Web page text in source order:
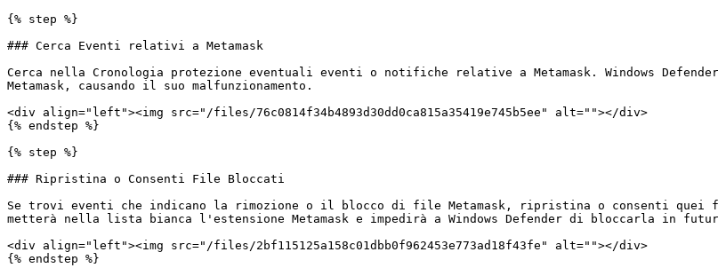
{% step %}
### Cerca Eventi relativi a Metamask
Cerca nella Cronologia protezione eventuali eventi o notifiche relative a Metamask. Windows
Metamask, causando il suo malfunzionamento.
<div align="left"><img src="/files/76c0814f34b4893d30dd0ca815a35419e745b5ee" alt=""></div>
{% endstep %}
{% step %}
### Ripristina o Consenti File Bloccati
Se trovi eventi che indicano la rimozione o il blocco di file Metamask, ripristina o consenti quei
metterà nella lista bianca l'estensione Metamask e impedirà a Windows Defender di bloccarla in
<div align="left"><img src="/files/2bf115125a158c01dbb0f962453e773ad18f43fe" alt=""></div>
{% endstep %}